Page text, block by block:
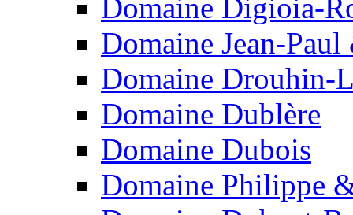
Domaine Digioia-
Domaine Jean-
Domaine Drouhin-
Domaine Dublère
Domaine Dubois
Domaine Philippe